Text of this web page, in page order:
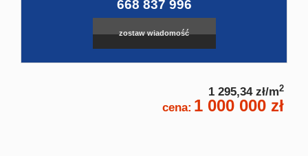
668 837 996
zostaw wiadomość
1 295,34 zł/m2
cena: 1 000 000 zł